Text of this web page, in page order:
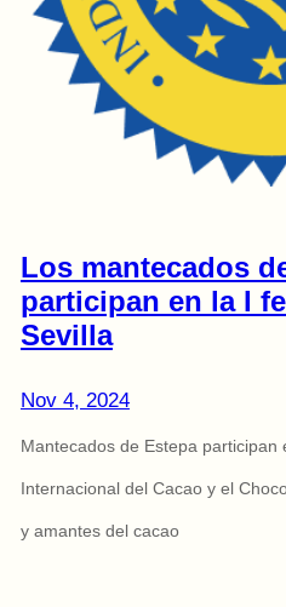
Los mantecados
participan en la I
Sevilla
Nov 4, 2024
Mantecados de Estepa
Internacional del Cacao y el
y amantes del cacao